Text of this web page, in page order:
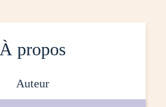
À propos
auteur